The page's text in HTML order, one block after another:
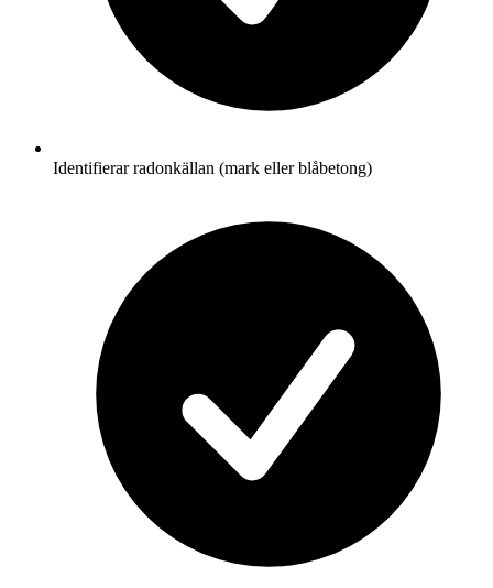
Identifierar radonkällan (mark eller blåbetong)